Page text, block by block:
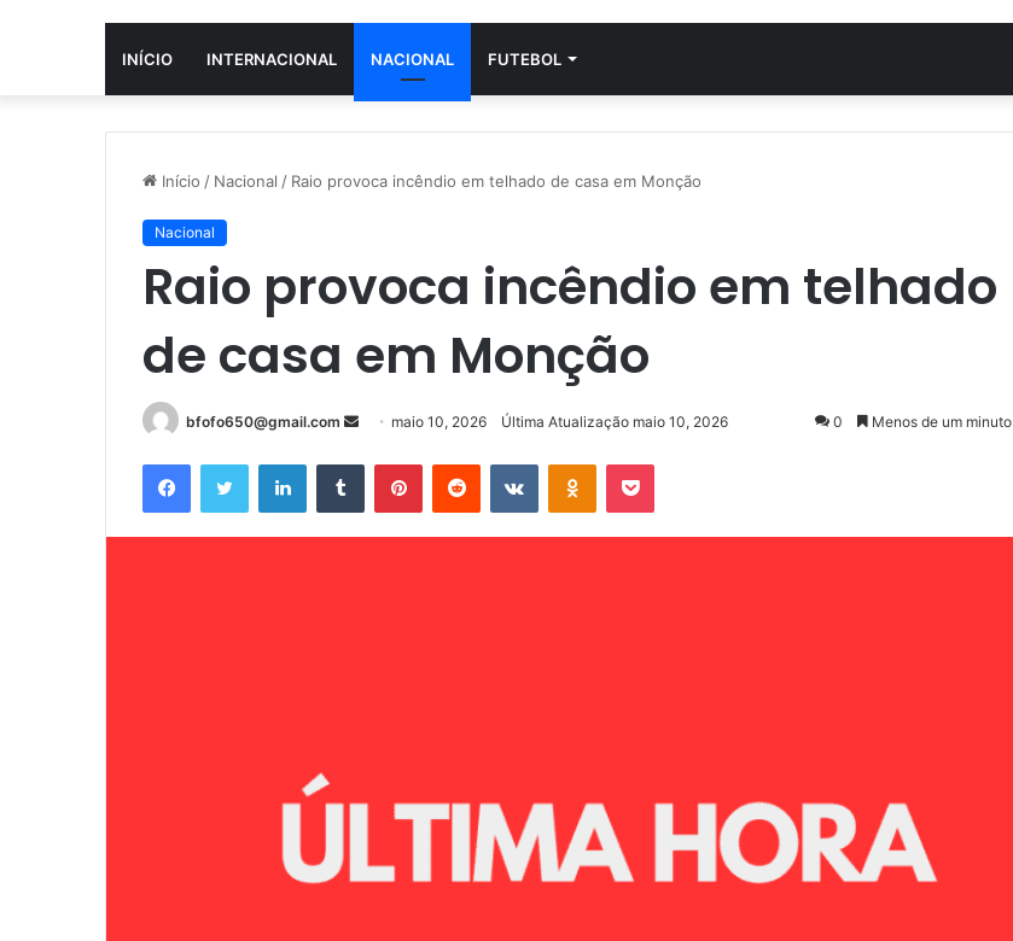
INÍCIO INTERNACIONAL NACIONAL FUTEBOL
Início / Nacional / Raio provoca incêndio em telhado de casa em Monção
Nacional
Raio provoca incêndio em telhado
de casa em Monção
bfofo650@gmail.com
Mande
mail
maio 10, 2026 Última Atualização maio 10, 2026 0 Menos de um minuto
FacebookTwitter LinkedinTumblr PinterestReddit VK OK Pocket